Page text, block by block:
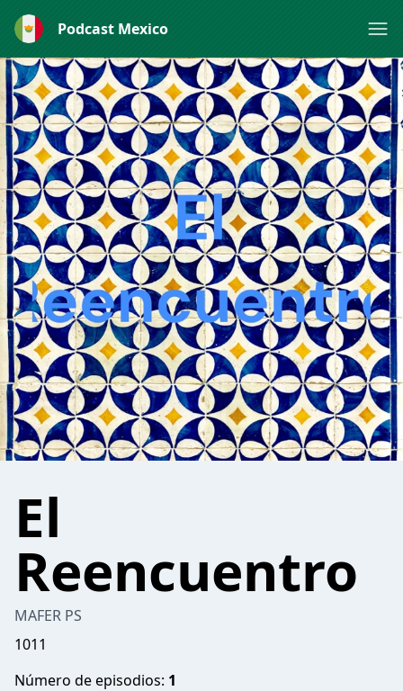
Podcast Mexico
El
Reencuentro
MAFER PS
1011
Número de episodios: 1